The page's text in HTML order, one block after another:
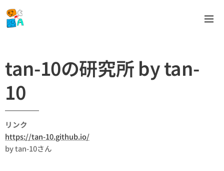
tan-10の研究所 by tan-
10
リンク
https://tan-10.github.io/
by tan-10さん